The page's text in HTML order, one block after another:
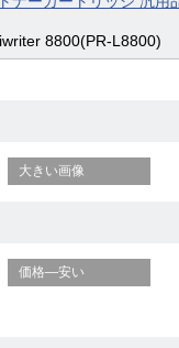
8800(PR-L8800)
大きい画像
価格—安い